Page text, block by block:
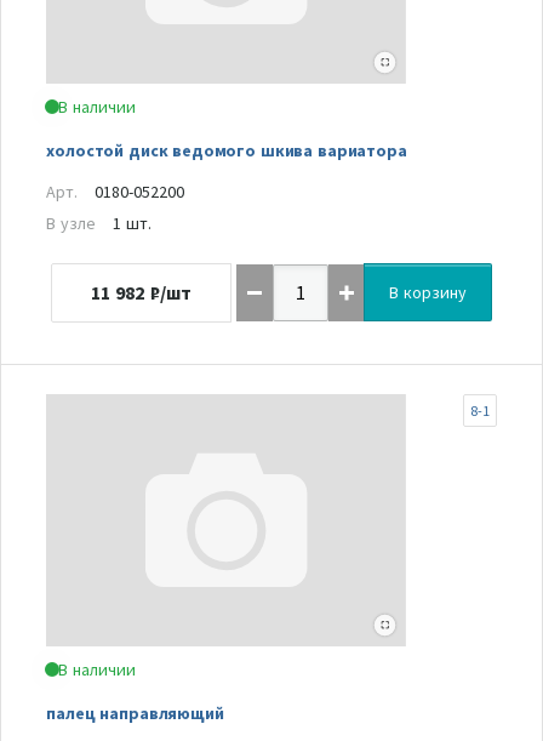
В наличии
холостой диск ведомого шкива вариатора
Арт.
0180-052200
В узле
1 шт.
11 982 ₽/шт В корзину
В наличии
палец направляющий
8-1